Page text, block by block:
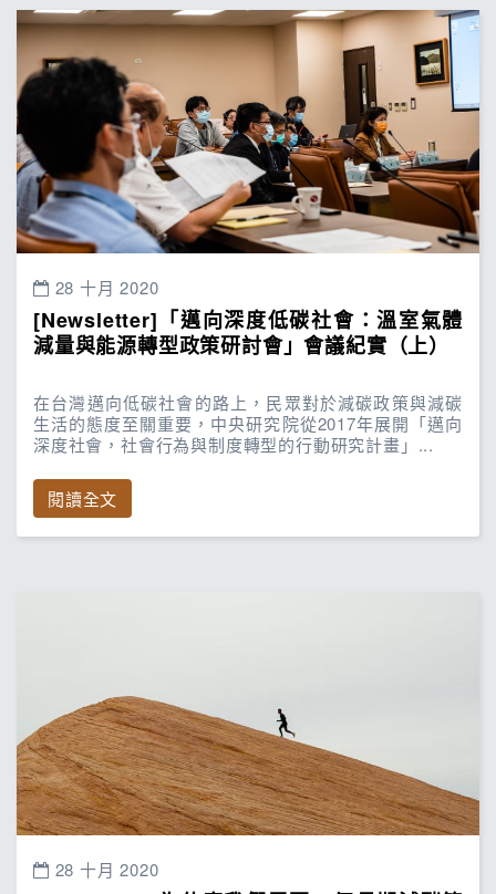
28 十月 2020
[Newsletter]「邁向深度低碳社會：溫室氣體
減量與能源轉型政策研討會」會議紀實（上）
在台灣邁向低碳社會的路上，民眾對於減碳政策與減碳
生活的態度至關重要，中央研究院從2017年展開「邁向
深度社會，社會行為與制度轉型的行動研究計畫」...
閱讀全文
28 十月 2020